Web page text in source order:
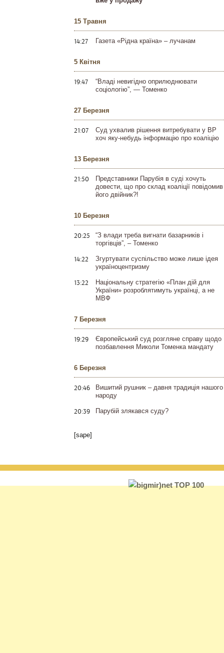
15 Травня
14:27 Газета «Рідна країна» – лучанам
5 Квітня
19:47
“Владі невигідно оприлюднювати
соціологію”, — Томенко
27 Березня
21:07
Суд ухвалив рішення витребувати у ВР
хоч яку-небудь інформацію про коаліцію
13 Березня
21:50
Представники Парубія в суді хочуть
довести, що про склад коаліції повідомив
його двійник?!
10 Березня
20:25
“З влади треба вигнати базарників і
торгівців”, – Томенко
14:22
Згуртувати суспільство може лише ідея
україноцентризму
13:22
Національну стратегію «План дій для
України» розроблятимуть українці, а не
МВФ
7 Березня
19:29
Європейський суд розгляне справу щодо
позбавлення Миколи Томенка мандату
6 Березня
20:46
Вишитий рушник – давня традиція нашого
народу
20:39 Парубій злякався суду?
[sape]